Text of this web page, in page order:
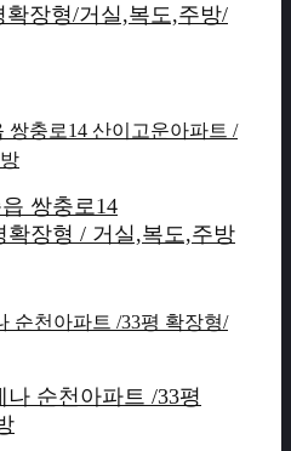
확장형/거실,복도,주방/
쌍충로14
확장형 / 거실,복도,주방
순천아파트 /33평